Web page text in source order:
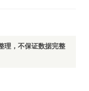
理，不保证数据完整